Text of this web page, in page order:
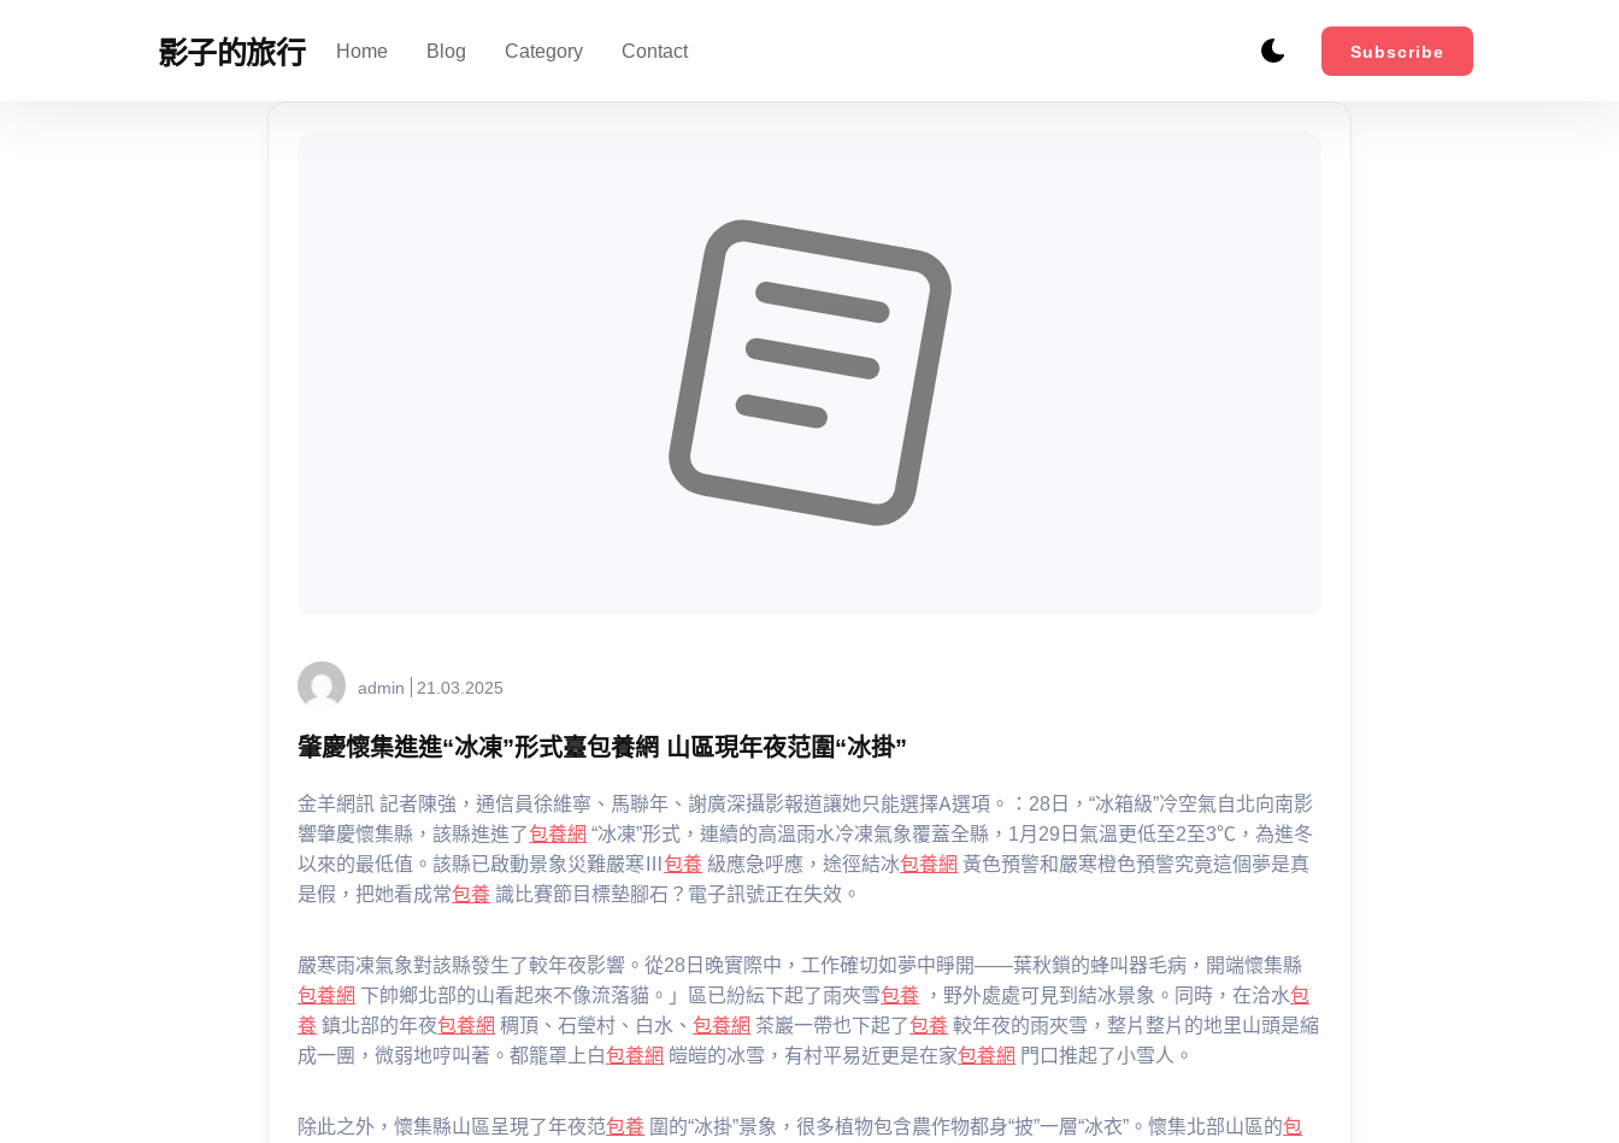
影子的旅行 Home Blog Category Contact Subscribe
admin 21.03.2025
肇慶懷集進進“冰凍”形式臺包養網 山區現年夜范圍“冰掛”
金羊網訊 記者陳強，通信員徐維寧、馬聯年、謝廣深攝影報道讓她只能選擇A選項。：28日，“冰箱級”冷空氣自北向南影
響肇慶懷集縣，該縣進進了包養網 “冰凍”形式，連續的高溫雨水冷凍氣象覆蓋全縣，1月29日氣溫更低至2至3℃，為進冬
以來的最低值。該縣已啟動景象災難嚴寒Ⅲ包養 級應急呼應，途徑結冰包養網 黃色預警和嚴寒橙色預警究竟這個夢是真
是假，把她看成常包養 識比賽節目標墊腳石？電子訊號正在失效。
嚴寒雨凍氣象對該縣發生了較年夜影響。從28日晚實際中，工作確切如夢中睜開——葉秋鎖的蜂叫器毛病，開端懷集縣
包養網 下帥鄉北部的山看起來不像流落貓。」區已紛紜下起了雨夾雪包養 ，野外處處可見到結冰景象。同時，在洽水包
養 鎮北部的年夜包養網 稠頂、石瑩村、白水、包養網 茶巖一帶也下起了包養 較年夜的雨夾雪，整片整片的地里山頭是縮
成一團，微弱地哼叫著。都籠罩上白包養網 皚皚的冰雪，有村平易近更是在家包養網 門口推起了小雪人。
除此之外，懷集縣山區呈現了年夜范包養 圍的“冰掛”景象，很多植物包含農作物都身“披”一層“冰衣”。懷集北部山區的包